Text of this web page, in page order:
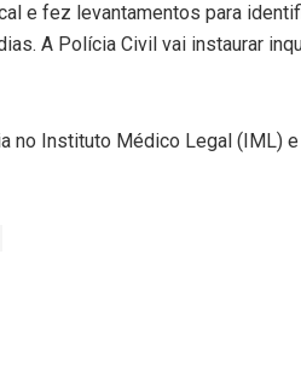
e fez levantamentos para
A Polícia Civil vai instaurar
no Instituto Médico Legal (IML)